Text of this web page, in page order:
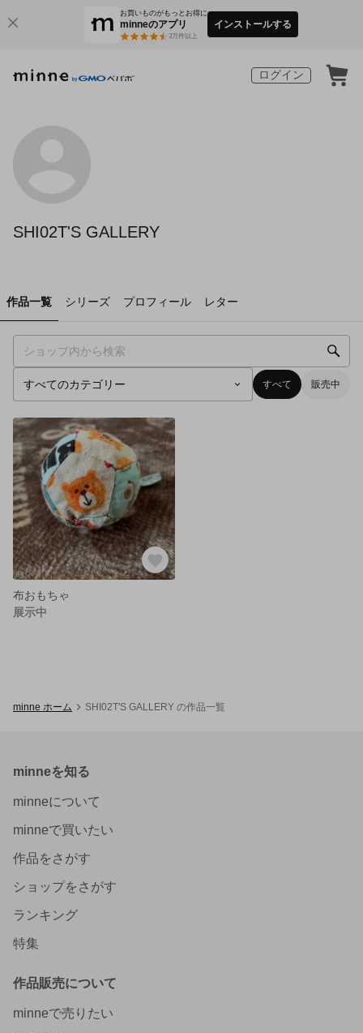
お買いものがもっとお得に
minneのアプリ
3万件以上
インストールする
ログイン
SHI02T'S GALLERY
作品一覧 シリーズ プロフィール レター
すべて 販売中
布おもちゃ
展示中
minne ホーム SHI02T'S GALLERY の作品一覧
minneを知る
minneについて
minneで買いたい
作品をさがす
ショップをさがす
ランキング
特集
作品販売について
minneで売りたい